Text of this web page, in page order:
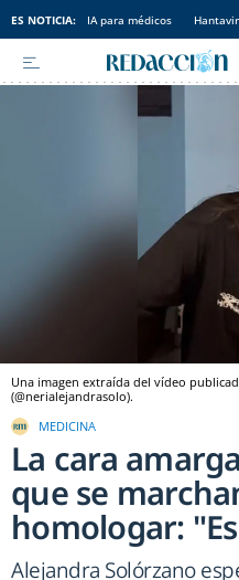
ES NOTICIA: IA para médicos
Una imagen extraída del vídeo
(@nerialejandrasolo).
MEDICINA
La cara
que se
homologar:
Alejandra Solórzano